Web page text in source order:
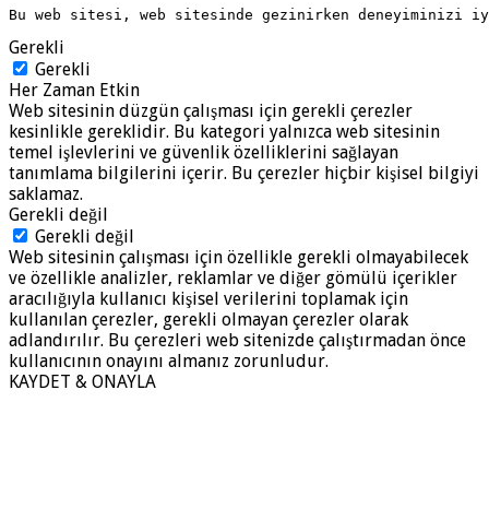
Bu web sitesi, web sitesinde gezinirken deneyiminizi
Gerekli
Gerekli
Her Zaman Etkin
Web sitesinin düzgün çalışması için gerekli çerezler
kesinlikle gereklidir. Bu kategori yalnızca web sitesinin
temel işlevlerini ve güvenlik özelliklerini sağlayan
tanımlama bilgilerini içerir. Bu çerezler hiçbir kişisel bilgiyi
saklamaz.
Gerekli değil
Gerekli değil
Web sitesinin çalışması için özellikle gerekli olmayabilecek
ve özellikle analizler, reklamlar ve diğer gömülü içerikler
aracılığıyla kullanıcı kişisel verilerini toplamak için
kullanılan çerezler, gerekli olmayan çerezler olarak
adlandırılır. Bu çerezleri web sitenizde çalıştırmadan önce
kullanıcının onayını almanız zorunludur.
KAYDET & ONAYLA